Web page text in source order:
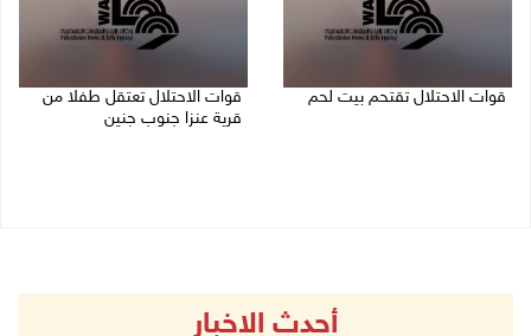
قوات الاحتلال تقتحم بيت لحم
قوات الاحتلال تعتقل طفلا من
قرية عنزا جنوب جنين
أحدث الاخبار